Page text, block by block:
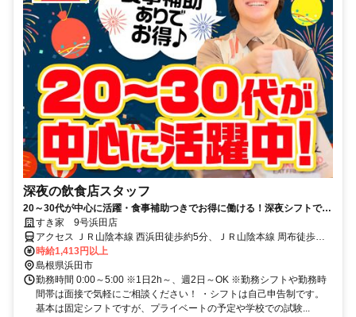
深夜の飲食店スタッフ
20～30代が中心に活躍・食事補助つきでお得に働ける！深夜シフトで稼
ぎませんか◎
すき家 9号浜田店
アクセス ＪＲ山陰本線 西浜田徒歩約5分、ＪＲ山陰本線 周布徒歩約
46分、ＪＲ山陰本線 浜田北口徒歩約70分 西浜田駅徒歩5分
時給1,413円以上
島根県浜田市
勤務時間 0:00～5:00 ※1日2h～、週2日～OK ※勤務シフトや勤務時
間帯は面接で気軽にご相談ください！ ・シフトは自己申告制です。
基本は固定シフトですが、プライベートの予定や学校での試験...